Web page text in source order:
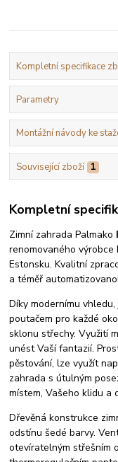
Kompletní specifikace
Parametry
Montážní návody ke
Související zboží 1
Kompletní
Zimní zahrada Palmako
renomovaného
Estonsku. Kvalitní
a téměř
Díky modernímu
poutačem pro každé
sklonu střechy. Využití
unést Vaší fantazií.
pěstování, lze využít
zahrada s útulným
místem, Vašeho klidu a
Dřevěná konstrukce
odstínu šedé barvy.
otevíratelným střešním